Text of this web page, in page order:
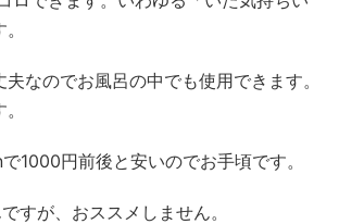
なのでお風呂の中でも使用できます。
1000円前後と安いのでお手頃です。
すが、おススメしません。